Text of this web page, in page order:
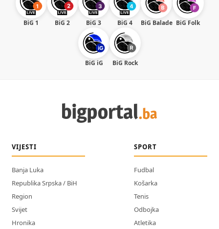
BiG 1 BiG 2 BiG 3 BiG 4 BiG Balade BiG Folk
BiG iG BiG Rock
VIJESTI
Banja Luka
Republika Srpska / BiH
Region
Svijet
Hronika
SPORT
Fudbal
Košarka
Tenis
Odbojka
Atletika